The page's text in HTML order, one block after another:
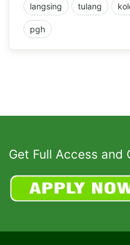
langsing tulang
pgh
Get Full Access and